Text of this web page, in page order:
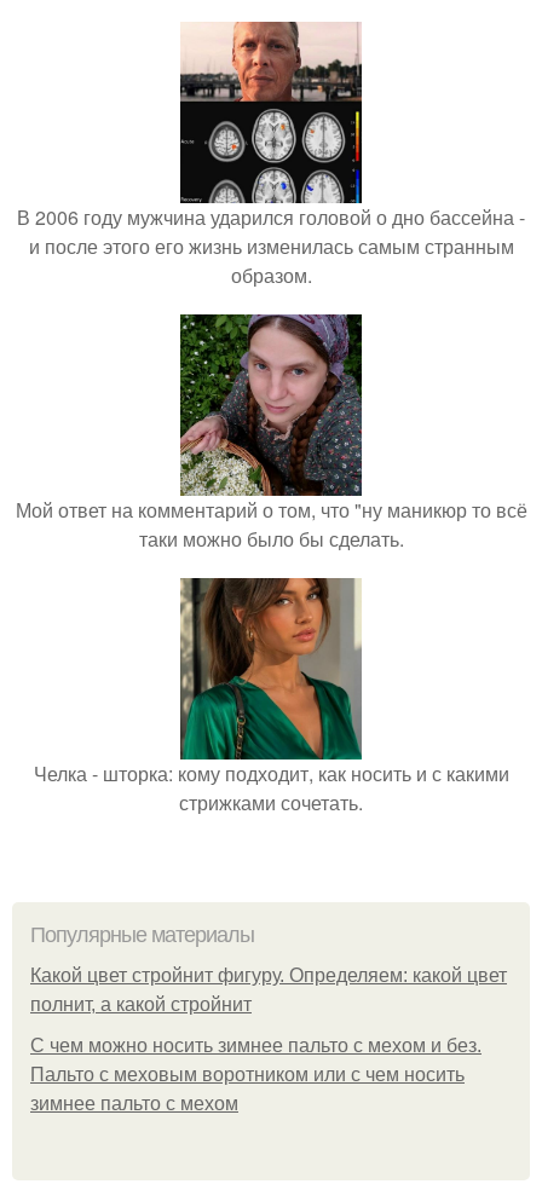
В 2006 году мужчина ударился головой о дно бассейна -
и после этого его жизнь изменилась самым странным
образом.
Мой ответ на комментарий о том, что "ну маникюр то всё
таки можно было бы сделать.
Челка - шторка: кому подходит, как носить и с какими
стрижками сочетать.
Популярные материалы
Какой цвет стройнит фигуру. Определяем: какой цвет
полнит, а какой стройнит
C чем можно носить зимнее пальто с мехом и без.
Пальто с меховым воротником или с чем носить
зимнее пальто с мехом